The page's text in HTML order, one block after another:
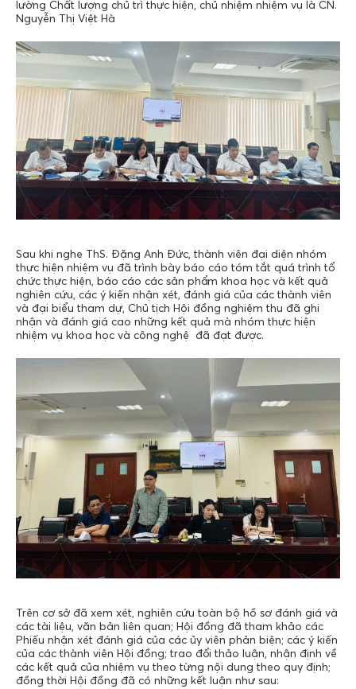
lường Chất lượng chủ trì thực hiện, chủ nhiệm nhiệm vụ là CN.
Nguyễn Thị Việt Hà
Sau khi nghe ThS. Đặng Anh Đức, thành viên đại diện nhóm
thực hiện nhiệm vụ đã trình bày báo cáo tóm tắt quá trình tổ
chức thực hiện, báo cáo các sản phẩm khoa học và kết quả
nghiên cứu, các ý kiến nhận xét, đánh giá của các thành viên
và đại biểu tham dự, Chủ tịch Hội đồng nghiệm thu đã ghi
nhận và đánh giá cao những kết quả mà nhóm thực hiện
nhiệm vụ khoa học và công nghệ đã đạt được.
Trên cơ sở đã xem xét, nghiên cứu toàn bộ hồ sơ đánh giá và
các tài liệu, văn bản liên quan; Hội đồng đã tham khảo các
Phiếu nhận xét đánh giá của các ủy viên phản biện; các ý kiến
của các thành viên Hội đồng; trao đổi thảo luận, nhận định về
các kết quả của nhiệm vụ theo từng nội dung theo quy định;
đồng thời Hội đồng đã có những kết luận như sau: